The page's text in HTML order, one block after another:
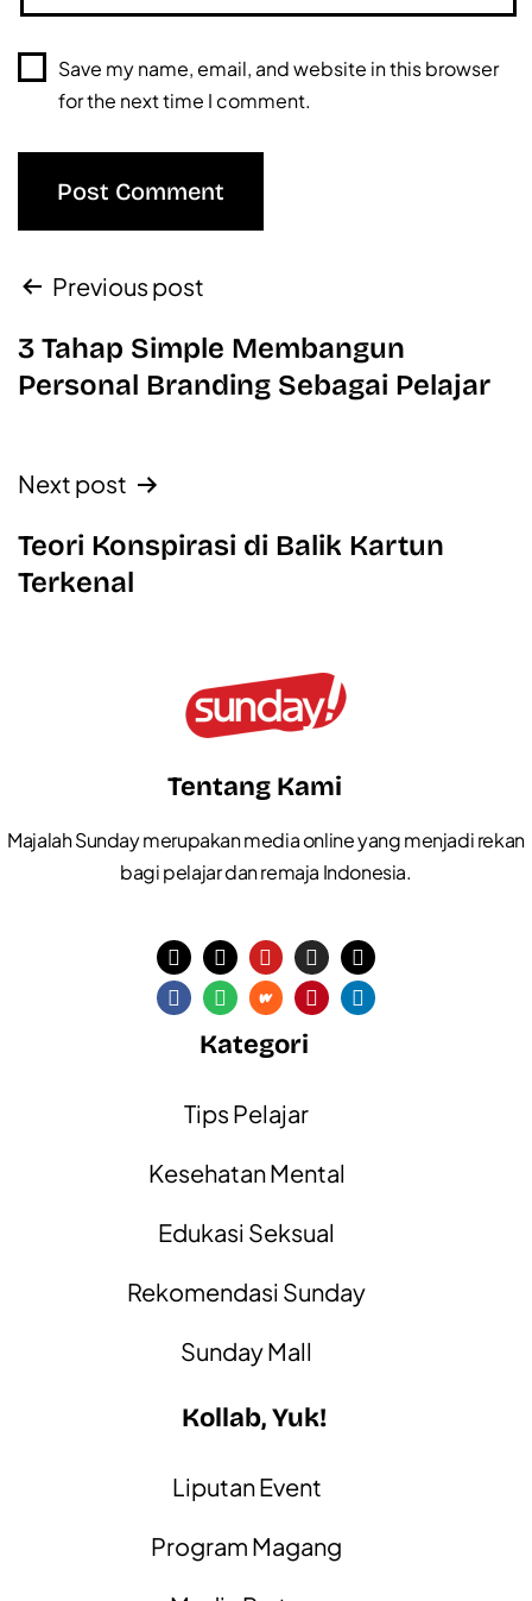
Save my name, email, and website in this browser
for the next time I comment.
Previous post
3 Tahap Simple Membangun
Personal Branding Sebagai Pelajar
Next post
Teori Konspirasi di Balik Kartun
Terkenal
Tentang Kami
Majalah Sunday merupakan media online yang menjadi rekan
bagi pelajar dan remaja Indonesia.
Kategori
Tips Pelajar
Kesehatan Mental
Edukasi Seksual
Rekomendasi Sunday
Sunday Mall
Kollab, Yuk!
Liputan Event
Program Magang